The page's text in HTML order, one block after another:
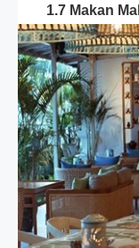
1.7 Makan